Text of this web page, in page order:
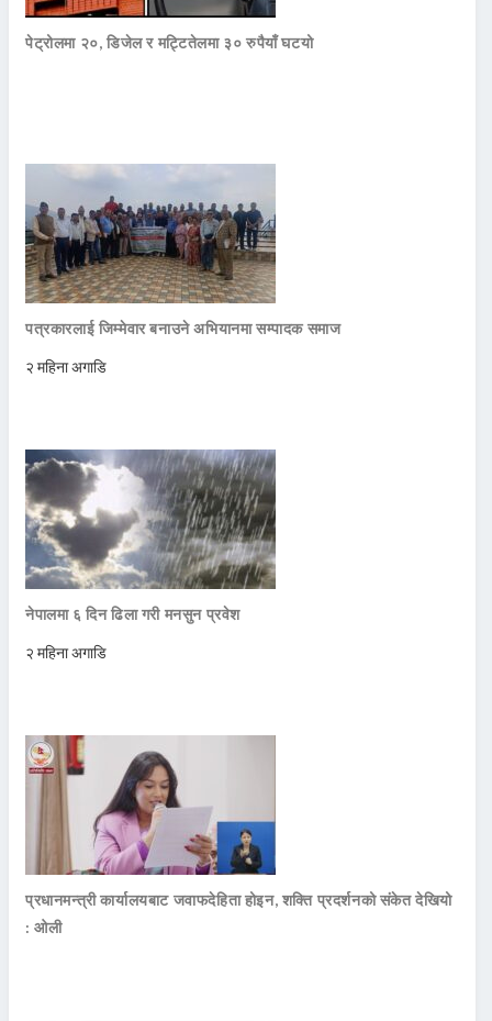
पेट्रोलमा २०, डिजेल र मट्टितेलमा ३० रुपैयाँ घटयो
पत्रकारलाई जिम्मेवार बनाउने अभियानमा सम्पादक समाज
२ महिना अगाडि
नेपालमा ६ दिन ढिला गरी मनसुन प्रवेश
२ महिना अगाडि
प्रधानमन्त्री कार्यालयबाट जवाफदेहिता होइन, शक्ति प्रदर्शनको संकेत देखियो
: ओली